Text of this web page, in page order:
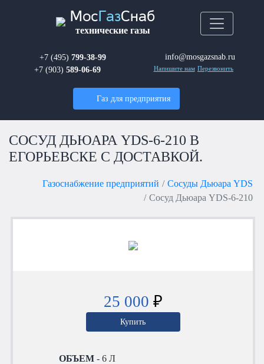
Мос ГазСнаб
технические газы
+7 (495) 799-38-99
+7 (903) 589-06-69
info@mosgazsnab.ru
Напишите нам Перезвонить
Газ для предприятия
СОСУД ДЬЮАРА YDS-6-210 В
ЕГОРЬЕВСКЕ С ДОСТАВКОЙ.
Газоснабжение предприятий
Сосуды Дьюара YDS
Сосуд Дьюара YDS-6-210
25 000 ₽
Купить
ОБЪЕМ - 6 Л